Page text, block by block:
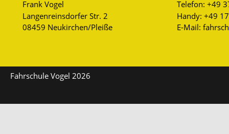
Frank Vogel
Langenreinsdorfer Str. 2
08459 Neukirchen/Pleiße
Telefon: +49
Handy: +49
E-Mail:
Fahrschule Vogel 2026